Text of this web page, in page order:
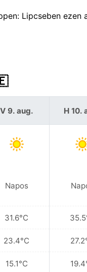
Lipcseben ezen
V 9. aug.
Napos
31.6°C
23.4°C
15.1°C
H 10.